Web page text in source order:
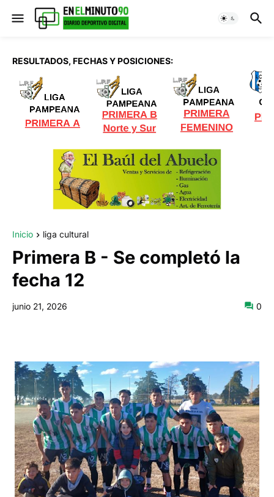
RESULTADOS, FECHAS Y POSICIONES:
Inicio liga cultural
Primera B - Se completó la
fecha 12
junio 21, 2026 0